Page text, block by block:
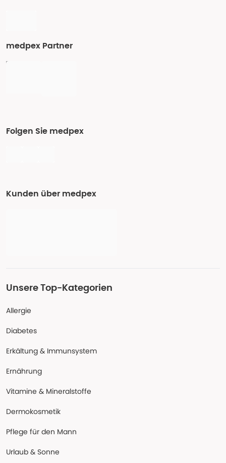
medpex Partner
Folgen Sie medpex
Kunden über medpex
Unsere Top-Kategorien
Allergie
Diabetes
Erkältung & Immunsystem
Ernährung
Vitamine & Mineralstoffe
Dermokosmetik
Pflege für den Mann
Urlaub & Sonne